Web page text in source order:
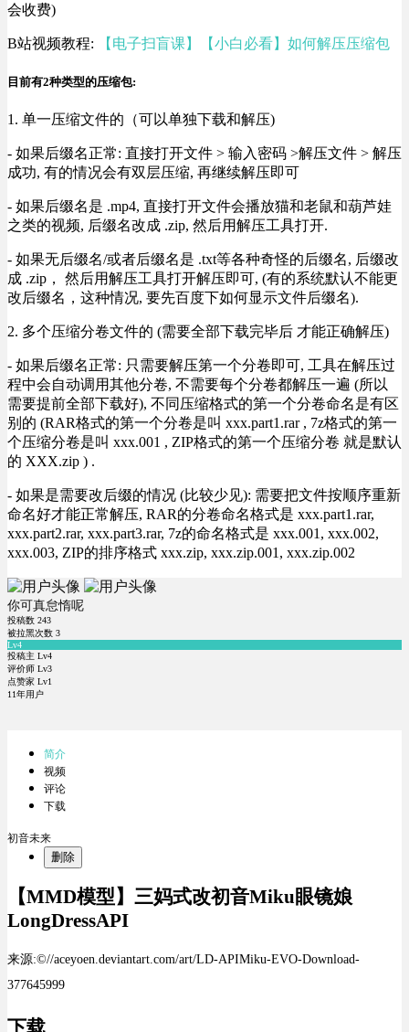
会收费)
B站视频教程: 【电子扫盲课】【小白必看】如何解压压缩包
目前有2种类型的压缩包:
1. 单一压缩文件的（可以单独下载和解压)
- 如果后缀名正常: 直接打开文件 > 输入密码 >解压文件 > 解压
成功, 有的情况会有双层压缩, 再继续解压即可
- 如果后缀名是 .mp4, 直接打开文件会播放猫和老鼠和葫芦娃
之类的视频, 后缀名改成 .zip, 然后用解压工具打开.
- 如果无后缀名/或者后缀名是 .txt等各种奇怪的后缀名, 后缀改
成 .zip， 然后用解压工具打开解压即可, (有的系统默认不能更
改后缀名，这种情况, 要先百度下如何显示文件后缀名).
2. 多个压缩分卷文件的 (需要全部下载完毕后 才能正确解压)
- 如果后缀名正常: 只需要解压第一个分卷即可, 工具在解压过
程中会自动调用其他分卷, 不需要每个分卷都解压一遍 (所以
需要提前全部下载好), 不同压缩格式的第一个分卷命名是有区
别的 (RAR格式的第一个分卷是叫 xxx.part1.rar , 7z格式的第一
个压缩分卷是叫 xxx.001 , ZIP格式的第一个压缩分卷 就是默认
的 XXX.zip ) .
- 如果是需要改后缀的情况 (比较少见): 需要把文件按顺序重新
命名好才能正常解压, RAR的分卷命名格式是 xxx.part1.rar,
xxx.part2.rar, xxx.part3.rar, 7z的命名格式是 xxx.001, xxx.002,
xxx.003, ZIP的排序格式 xxx.zip, xxx.zip.001, xxx.zip.002
你可真怠惰呢
投稿数 243
被拉黑次数 3
Lv4
投稿主 Lv4
评价师 Lv3
点赞家 Lv1
11年用户
简介
视频
评论
下载
初音未来
删除
【MMD模型】三妈式改初音Miku眼镜娘
LongDressAPI
来源:©//aceyoen.deviantart.com/art/LD-APIMiku-EVO-Download-
377645999
下载